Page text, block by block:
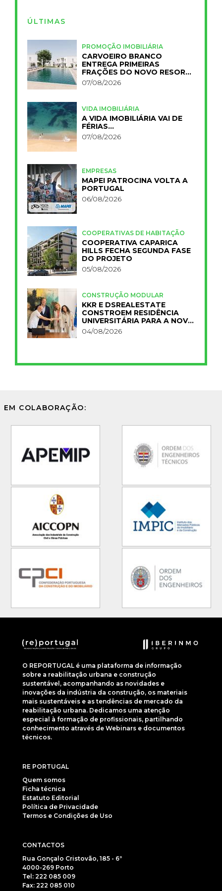
ÚLTIMAS
PROMOÇÃO IMOBILIÁRIA
CARVOEIRO BRANCO
ENTREGA PRIMEIRAS
FRAÇÕES DO NOVO RESORT
PRIMELIFE
07/08/2026
VIDA IMOBILIÁRIA
A VIDA IMOBILIÁRIA VAI DE
FÉRIAS…
07/08/2026
EMPRESAS
MAPEI PATROCINA VOLTA A
PORTUGAL
06/08/2026
COOPERATIVAS DE HABITAÇÃO
COOPERATIVA CAPARICA
HILLS FECHA SEGUNDA FASE
DO PROJETO
05/08/2026
CONSTRUÇÃO MODULAR
KKR E DSREALESTATE
CONSTROEM RESIDÊNCIA
UNIVERSITÁRIA PARA A NOVA
FCT
04/08/2026
EM COLABORAÇÃO:
O REPORTUGAL é uma plataforma de informação
sobre a reabilitação urbana e construção
sustentável, acompanhando as novidades e
inovações da indústria da construção, os materiais
mais sustentáveis e as tendências de mercado da
reabilitação urbana. Dedicamos uma atenção
especial à formação de profissionais, partilhando
conhecimento através de Webinars e documentos
técnicos.
RE PORTUGAL
Quem somos
Ficha técnica
Estatuto Editorial
Política de Privacidade
Termos e Condições de Uso
CONTACTOS
Rua Gonçalo Cristovão, 185 - 6º
4000-269 Porto
Tel: 222 085 009
Fax: 222 085 010